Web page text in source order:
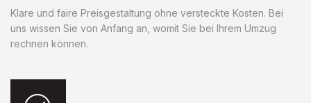
Klare und faire Preisgestaltung ohne versteckte Kosten. Bei
uns wissen Sie von Anfang an, womit Sie bei Ihrem Umzug
rechnen können.